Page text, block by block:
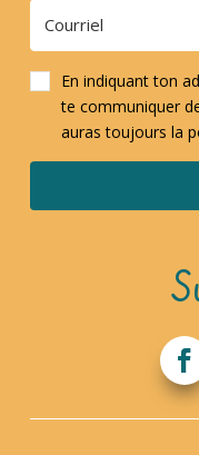
En indiquant ton
te communiquer
auras toujours la